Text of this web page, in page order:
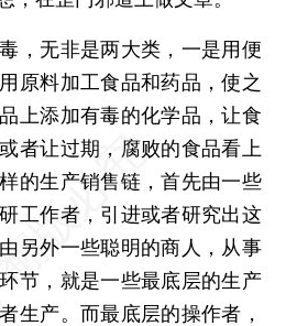
无非是两大类，一是用便
原料加工食品和药品，使之
上添加有毒的化学品，让食
者让过期，腐败的食品看上
的生产销售链，首先由一些
工作者，引进或者研究出这
另外一些聪明的商人，从事
节，就是一些最底层的生产
生产。而最底层的操作者，